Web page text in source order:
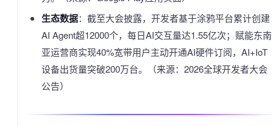
生态数据：截至大会披露，开发者基于涂鸦平台累计创建
AI Agent超12000个，每日AI交互量达1.55亿次；赋能东南
亚运营商实现40%宽带用户主动开通AI硬件订阅，AI+IoT
设备出货量突破200万台。（来源：2026全球开发者大会
公告）